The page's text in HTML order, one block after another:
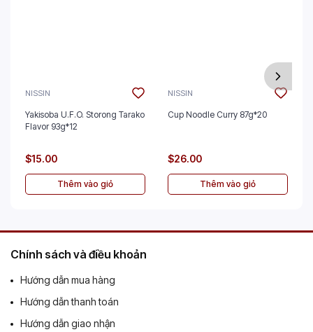
NISSIN
Yakisoba U.F.O. Storong Tarako
Flavor 93g*12
$15.00
Thêm vào giỏ
NISSIN
Cup Noodle Curry 87g*20
$26.00
Thêm vào giỏ
Chính sách và điều khoản
Hướng dẫn mua hàng
Hướng dẫn thanh toán
Hướng dẫn giao nhận